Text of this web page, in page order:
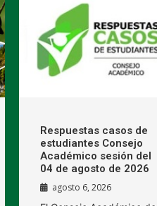
Respuestas casos de
estudiantes Consejo
Académico sesión del
04 de agosto de 2026
agosto 6, 2026